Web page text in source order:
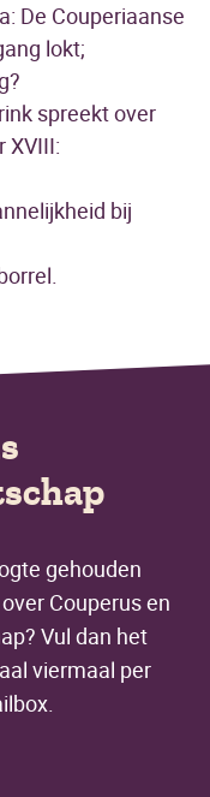
De Couperiaanse
lokt;
spreekt over
XVIII:
bij
gehouden
Couperus en
Vul dan het
viermaal per